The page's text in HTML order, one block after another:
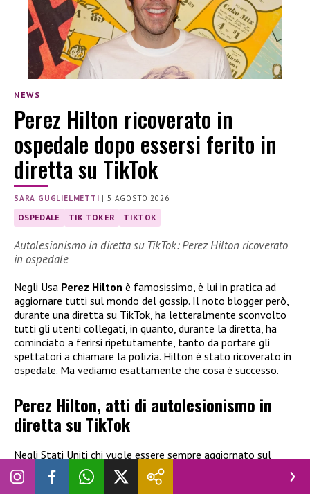
NEWS
Perez Hilton ricoverato in
ospedale dopo essersi ferito in
diretta su TikTok
SARA GUGLIELMETTI |5 AGOSTO 2026
OSPEDALE TIK TOKER TIKTOK
Autolesionismo in diretta su TikTok: Perez Hilton ricoverato
in ospedale
Negli Usa Perez Hilton è famosissimo, è lui in pratica ad
aggiornare tutti sul mondo del gossip. Il noto blogger però,
durante una diretta su TikTok, ha letteralmente sconvolto
tutti gli utenti collegati, in quanto, durante la diretta, ha
cominciato a ferirsi ripetutamente, tanto da portare gli
spettatori a chiamare la polizia. Hilton è stato ricoverato in
ospedale. Ma vediamo esattamente che cosa è successo.
Perez Hilton, atti di autolesionismo in
diretta su TikTok
Negli Stati Uniti chi vuole essere sempre aggiornato sul
mondo del gossip segue Perez Hilton. Il noto blogger, però,
è stato protagonista di un fatto sconvolgente
durante una